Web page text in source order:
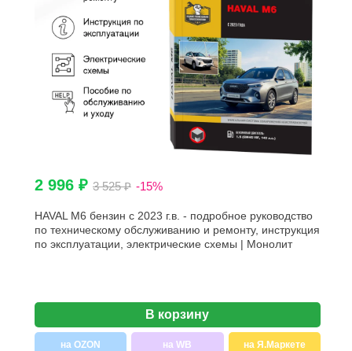
2 996 ₽ 3 525 ₽ -15%
HAVAL M6 бензин с 2023 г.в. - подробное руководство
по техническому обслуживанию и ремонту, инструкция
по эксплуатации, электрические схемы | Монолит
В корзину
на OZON на WB на Я.Маркете